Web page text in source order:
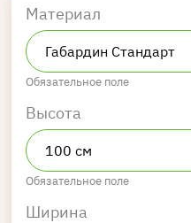
Материал
Обязательное поле
Высота
Обязательное поле
Ширина